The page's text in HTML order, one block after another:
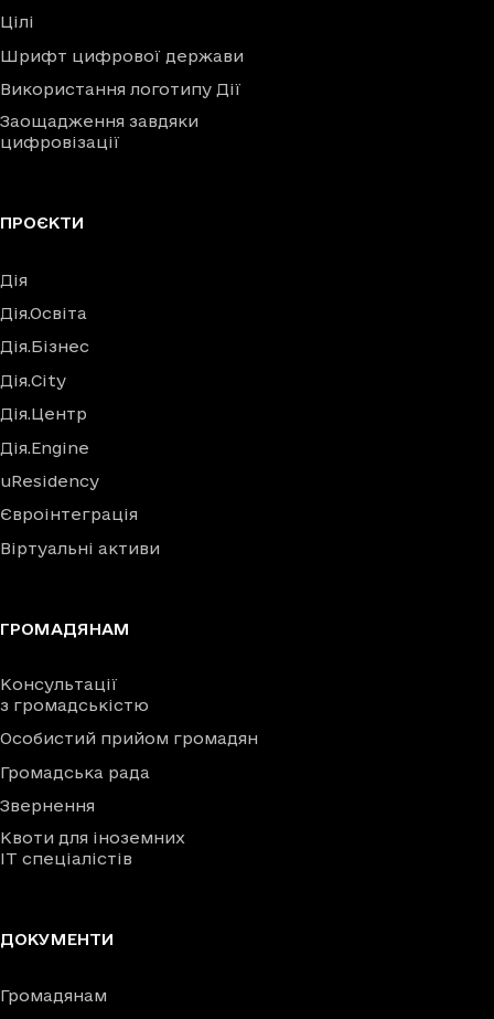
Цілі
Шрифт цифрової держави
Використання логотипу Дії
Заощадження завдяки
цифровізації
ПРОЄКТИ
Дія
Дія.Освіта
Дія.Бізнес
Дія.City
Дія.Центр
Дія.Engine
uResidency
Євроінтеграція
Віртуальні активи
ГРОМАДЯНАМ
Консультації
з громадськістю
Особистий прийом громадян
Громадська рада
Звернення
Квоти для іноземних
IT спеціалістів
ДОКУМЕНТИ
Громадянам